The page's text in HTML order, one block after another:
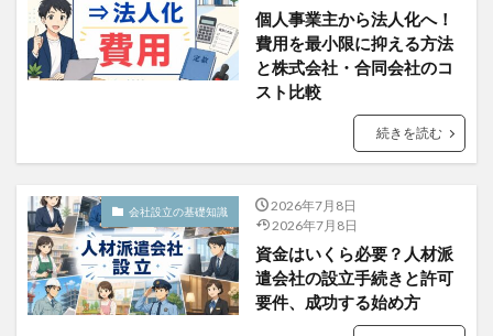
個人事業主から法人化へ！
費用を最小限に抑える方法
と株式会社・合同会社のコ
スト比較
続きを読む
会社設立の基礎知識
2026年7月8日
2026年7月8日
資金はいくら必要？人材派
遣会社の設立手続きと許可
要件、成功する始め方